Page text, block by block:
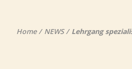
Home NEWS Lehrgang